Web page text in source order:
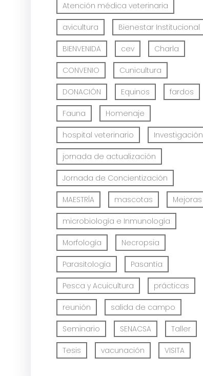
Atención médica veterinaria
avicultura Bienestar Institucional
BIENVENIDA cev Charla
CONVENIO Cunicultura
DONACIÓN Equinos fardos
Fauna Homenaje
hospital veterinario Investigación
jornada de actualización
Jornada de Concientización
MAESTRÍA mascotas Mejoras
microbiología e Inmunología
Morfología Necropsia
Parasitología Pasantía
Pesca y Acuicultura prácticas
reunión salida de campo
Seminario SENACSA Taller
Tesis vacunación VISITA